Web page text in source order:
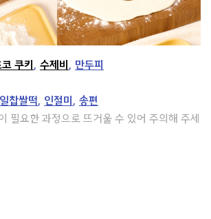
쿠키 , 수제비 , 만두피
찹쌀떡, 인절미 , 송편
필요한 과정으로 뜨거울 수 있어 주의해 주세